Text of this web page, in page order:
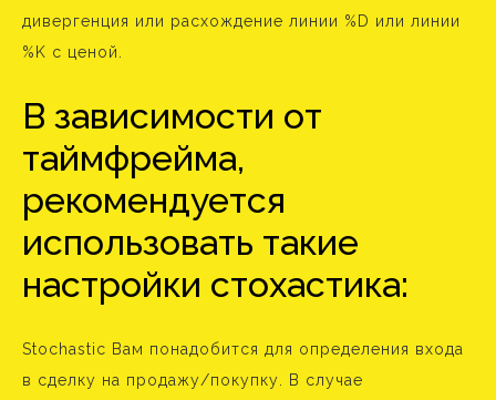
дивергенция или расхождение линии %D или линии
%K с ценой.
В зависимости от
таймфрейма,
рекомендуется
использовать такие
настройки стохастика:
Stochastic Вам понадобится для определения входа
в сделку на продажу/покупку. В случае